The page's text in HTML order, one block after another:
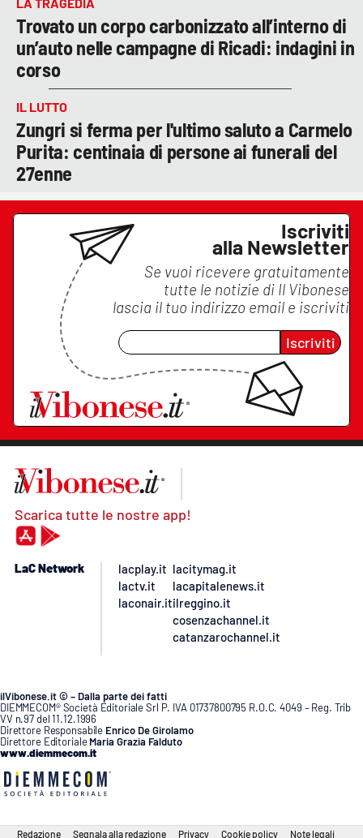
Trovato un corpo carbonizzato all’interno di
un’auto nelle campagne di Ricadi: indagini in
corso
IL LUTTO
Zungri si ferma per l'ultimo saluto a Carmelo
Purita: centinaia di persone ai funerali del
27enne
Iscriviti
alla Newsletter
Se vuoi ricevere gratuitamente
tutte le notizie di Il Vibonese
lascia il tuo indirizzo email e iscriviti
Iscriviti
Scarica tutte le nostre app!
LaC Network
lacplay.it
lactv.it
laconair.it
lacitymag.it
lacapitalenews.it
ilreggino.it
cosenzachannel.it
catanzarochannel.it
ilVibonese.it © – Dalla parte dei fatti
DIEMMECOM® Società Editoriale Srl P. IVA 01737800795 R.O.C. 4049 – Reg. Trib
VV n.97 del 11.12.1996
Direttore Responsabile Enrico De Girolamo
Direttore Editoriale Maria Grazia Falduto
www.diemmecom.it
Redazione Segnala alla redazione Privacy Cookie policy Note legali